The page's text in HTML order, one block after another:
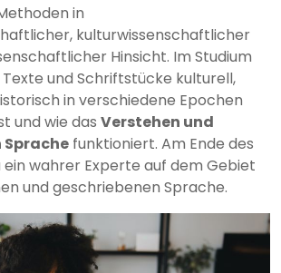
in
kulturwissenschaftlicher
Hinsicht. Im Studium
Texte und Schriftstücke kulturell,
in verschiedene Epochen
und wie das Verstehen und
funktioniert. Am Ende des
ein wahrer Experte auf dem Gebiet
und geschriebenen Sprache.